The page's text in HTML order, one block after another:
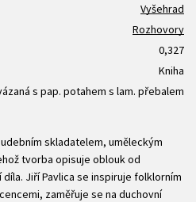
Vyšehrad
Rozhovory
0,327
Kniha
s pap. potahem s lam. přebalem
skladatelem, uměleckým
tvorba opisuje oblouk od
Jiří Pavlica se inspiruje folklorním
zaměřuje se na duchovní